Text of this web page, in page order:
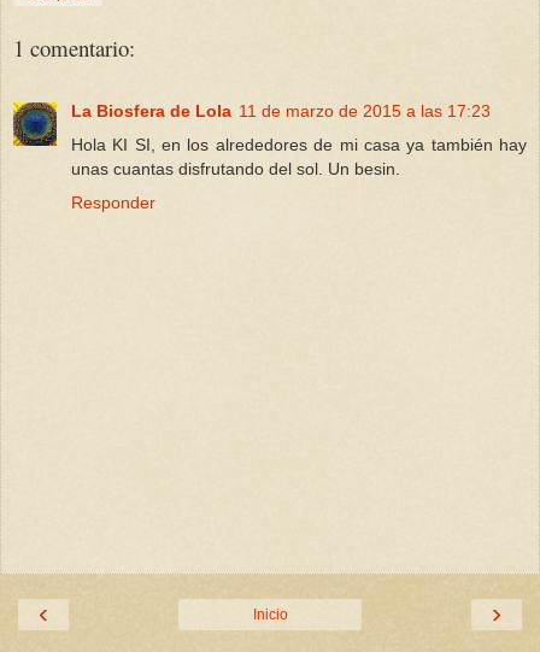
1 comentario:
La Biosfera de Lola 11 de marzo de 2015 a las 17:23
Hola KI SI, en los alrededores de mi casa ya también hay
unas cuantas disfrutando del sol. Un besin.
Responder
‹ ›
Inicio